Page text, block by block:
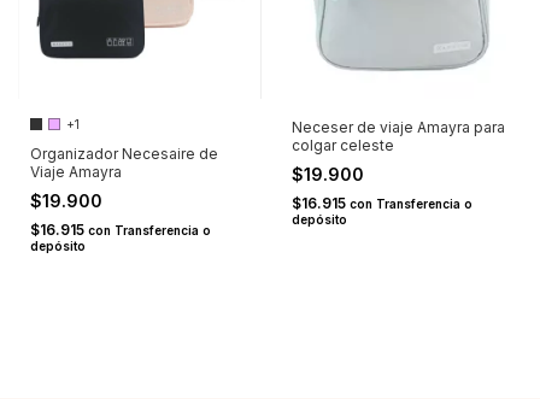
+1
Organizador Necesaire de
Viaje Amayra
$19.900
$16.915 con Transferencia o
depósito
Neceser de viaje Amayra para
colgar celeste
$19.900
$16.915 con Transferencia o
depósito